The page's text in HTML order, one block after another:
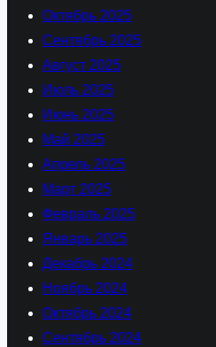
Октябрь 2025
Сентябрь 2025
Август 2025
Июль 2025
Июнь 2025
Май 2025
Апрель 2025
Март 2025
Февраль 2025
Январь 2025
Декабрь 2024
Ноябрь 2024
Октябрь 2024
Сентябрь 2024